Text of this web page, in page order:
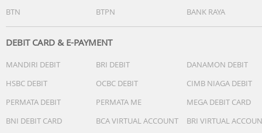
Tilt Axis: -110° to +210°
Axis Locks
Vertical Shooting
Operating Frequency
BTN
BTPN BANK RAYA
DEBIT CARD & E-PAYMENT
MANDIRI DEBIT BRI DEBIT
DANAMON DEBIT
HSBC DEBIT
OCBC DEBIT
CIMB NIAGA DEBIT
PERMATA DEBIT
PERMATA ME
MEGA DEBIT CARD
BNI DEBIT CARD
BCA VIRTUAL ACCOUNT
BRI VIRTUAL